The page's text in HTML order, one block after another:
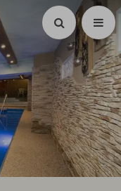
Suchen